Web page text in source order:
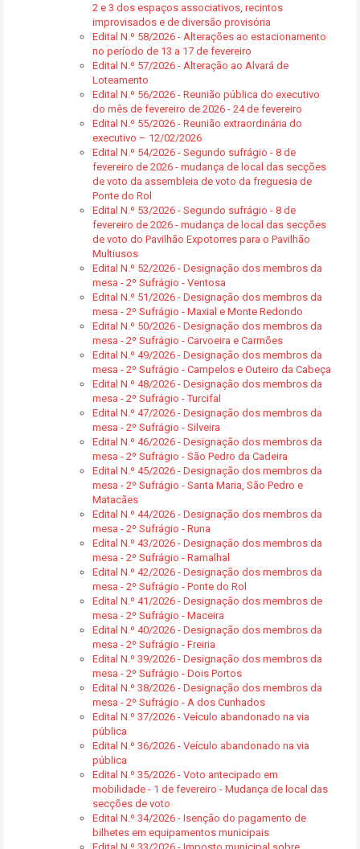
2 e 3 dos espaços associativos, recintos
improvisados e de diversão provisória
Edital N.º 58/2026 - Alterações ao estacionamento
no período de 13 a 17 de fevereiro
Edital N.º 57/2026 - Alteração ao Alvará de
Loteamento
Edital N.º 56/2026 - Reunião pública do executivo
do mês de fevereiro de 2026 - 24 de fevereiro
Edital N.º 55/2026 - Reunião extraordinária do
executivo – 12/02/2026
Edital N.º 54/2026 - Segundo sufrágio - 8 de
fevereiro de 2026 - mudança de local das secções
de voto da assembleia de voto da freguesia de
Ponte do Rol
Edital N.º 53/2026 - Segundo sufrágio - 8 de
fevereiro de 2026 - mudança de local das secções
de voto do Pavilhão Expotorres para o Pavilhão
Multiusos
Edital N.º 52/2026 - Designação dos membros da
mesa - 2º Sufrágio - Ventosa
Edital N.º 51/2026 - Designação dos membros da
mesa - 2º Sufrágio - Maxial e Monte Redondo
Edital N.º 50/2026 - Designação dos membros da
mesa - 2º Sufrágio - Carvoeira e Carmões
Edital N.º 49/2026 - Designação dos membros da
mesa - 2º Sufrágio - Campelos e Outeiro da Cabeça
Edital N.º 48/2026 - Designação dos membros da
mesa - 2º Sufrágio - Turcifal
Edital N.º 47/2026 - Designação dos membros da
mesa - 2º Sufrágio - Silveira
Edital N.º 46/2026 - Designação dos membros da
mesa - 2º Sufrágio - São Pedro da Cadeira
Edital N.º 45/2026 - Designação dos membros da
mesa - 2º Sufrágio - Santa Maria, São Pedro e
Matacães
Edital N.º 44/2026 - Designação dos membros da
mesa - 2º Sufrágio - Runa
Edital N.º 43/2026 - Designação dos membros da
mesa - 2º Sufrágio - Ramalhal
Edital N.º 42/2026 - Designação dos membros da
mesa - 2º Sufrágio - Ponte do Rol
Edital N.º 41/2026 - Designação dos membros de
mesa - 2º Sufrágio - Maceira
Edital N.º 40/2026 - Designação dos membros da
mesa - 2º Sufrágio - Freiria
Edital N.º 39/2026 - Designação dos membros da
mesa - 2º Sufrágio - Dois Portos
Edital N.º 38/2026 - Designação dos membros da
mesa - 2º Sufrágio - A dos Cunhados
Edital N.º 37/2026 - Veículo abandonado na via
pública
Edital N.º 36/2026 - Veículo abandonado na via
pública
Edital N.º 35/2026 - Voto antecipado em
mobilidade - 1 de fevereiro - Mudança de local das
secções de voto
Edital N.º 34/2026 - Isenção do pagamento de
bilhetes em equipamentos municipais